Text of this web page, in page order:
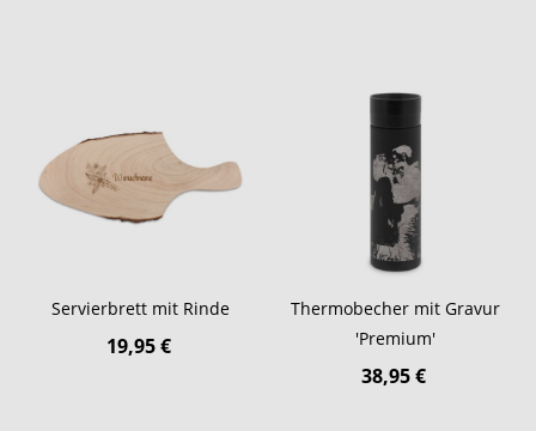
Servierbrett mit Rinde
19,95 €
Thermobecher mit Gravur
'Premium'
38,95 €